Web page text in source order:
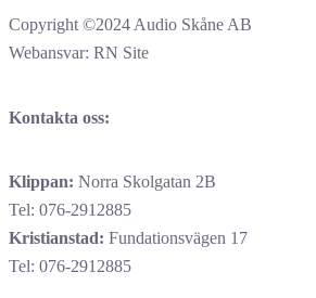
Copyright ©2024 Audio Skåne AB
Webansvar: RN Site
Kontakta oss:
Klippan: Norra Skolgatan 2B
Tel: 076-2912885
Kristianstad: Fundationsvägen 17
Tel: 076-2912885